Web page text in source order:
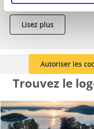
Lisez plus
Autoriser les
Trouvez le